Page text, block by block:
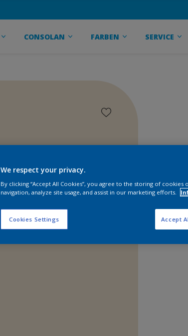
CONSOLAN FARBEN SERVICE
We respect your privacy.
By clicking “Accept All Cookies”, you agree to the storing of
navigation, analyze site usage, and assist in our marketing efforts.
Cookies Settings Accept